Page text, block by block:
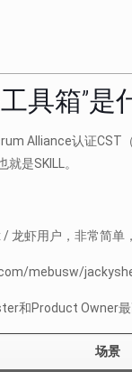
具箱”是
Alliance认证
是SKILL。
龙虾用户，非常简单
mebusw/
和Product Owner最
场景